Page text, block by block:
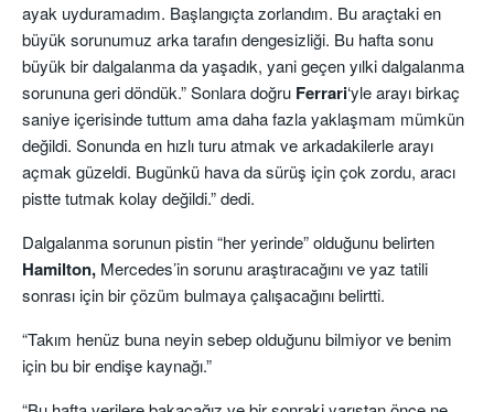
ayak uyduramadım. Başlangıçta zorlandım. Bu araçtaki en
büyük sorunumuz arka tarafın dengesizliği. Bu hafta sonu
büyük bir dalgalanma da yaşadık, yani geçen yılki dalgalanma
sorununa geri döndük.” Sonlara doğru Ferrari‘yle arayı birkaç
saniye içerisinde tuttum ama daha fazla yaklaşmam mümkün
değildi. Sonunda en hızlı turu atmak ve arkadakilerle arayı
açmak güzeldi. Bugünkü hava da sürüş için çok zordu, aracı
pistte tutmak kolay değildi.” dedi.
Dalgalanma sorunun pistin “her yerinde” olduğunu belirten
Hamilton, Mercedes’in sorunu araştıracağını ve yaz tatili
sonrası için bir çözüm bulmaya çalışacağını belirtti.
“Takım henüz buna neyin sebep olduğunu bilmiyor ve benim
için bu bir endişe kaynağı.”